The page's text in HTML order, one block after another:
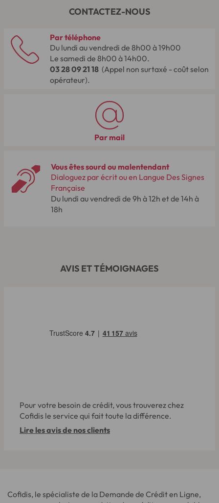
CONTACTEZ-NOUS
Par téléphone
Du lundi au vendredi de 8h00 à 19h00
Le samedi de 8h00 à 14h00.
03 28 09 21 18 (Appel non surtaxé - coût selon
opérateur).
Par mail
Vous êtes sourd ou malentendant
Dialoguez par écrit ou en Langue Des Signes
Française
Du lundi au vendredi de 9h à 12h et de 14h à
18h
AVIS ET TÉMOIGNAGES
Pour votre besoin de crédit, vous trouverez chez
Cofidis le service qui fait toute la différence.
Lire les avis de nos clients
Cofidis, le spécialiste de la Demande de Crédit en Ligne,